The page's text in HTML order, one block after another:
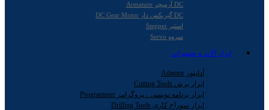
DC آرمیچر Armature
DC گیربکس دار DC Gear Motor
استپر Stepper
سروو Servo
ابزار آلات و تجهیزات
آداپتور Adaptor
ابزار برش Cutting Tools
ابزار برنامه نویسی ، پروگرامر Programmer
ابزار سوراخ کاری Drilling Tools